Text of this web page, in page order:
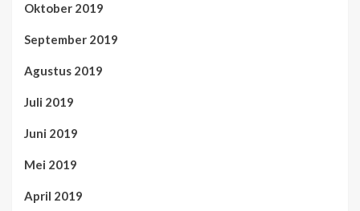
Oktober 2019
September 2019
Agustus 2019
Juli 2019
Juni 2019
Mei 2019
April 2019